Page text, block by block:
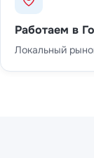
Работаем в
Локальный